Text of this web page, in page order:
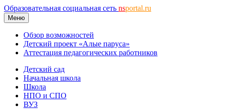
Образовательная социальная сеть nsportal.ru
Меню
Обзор возможностей
Детский проект «Алые паруса»
Аттестация педагогических работников
Детский сад
Начальная школа
Школа
НПО и СПО
ВУЗ